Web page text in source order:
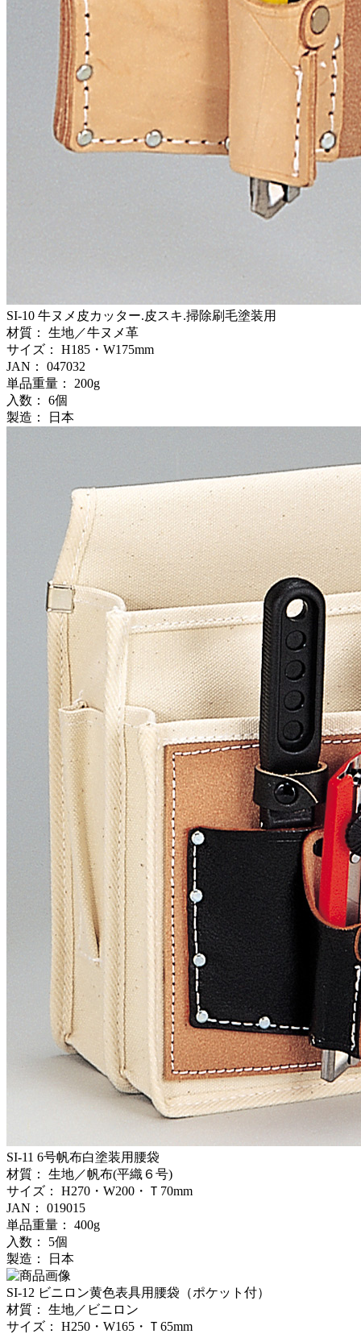
SI-10 牛ヌメ皮カッター.皮スキ.掃除刷毛塗装用
材質：
生地／牛ヌメ革
サイズ：
H185・W175mm
JAN：
047032
単品重量：
200g
入数：
6個
製造：
日本
SI-11 6号帆布白塗装用腰袋
材質：
生地／帆布(平織６号)
サイズ：
H270・W200・Ｔ70mm
JAN：
019015
単品重量：
400g
入数：
5個
製造：
日本
SI-12 ビニロン黄色表具用腰袋（ポケット付）
材質：
生地／ビニロン
サイズ：
H250・W165・Ｔ65mm